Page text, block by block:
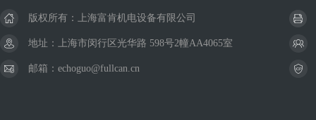
版权所有：上海富肯机电设备有限公司
地址：上海市闵行区光华路 598号2幢AA4065室
邮箱：echoguo@fullcan.cn